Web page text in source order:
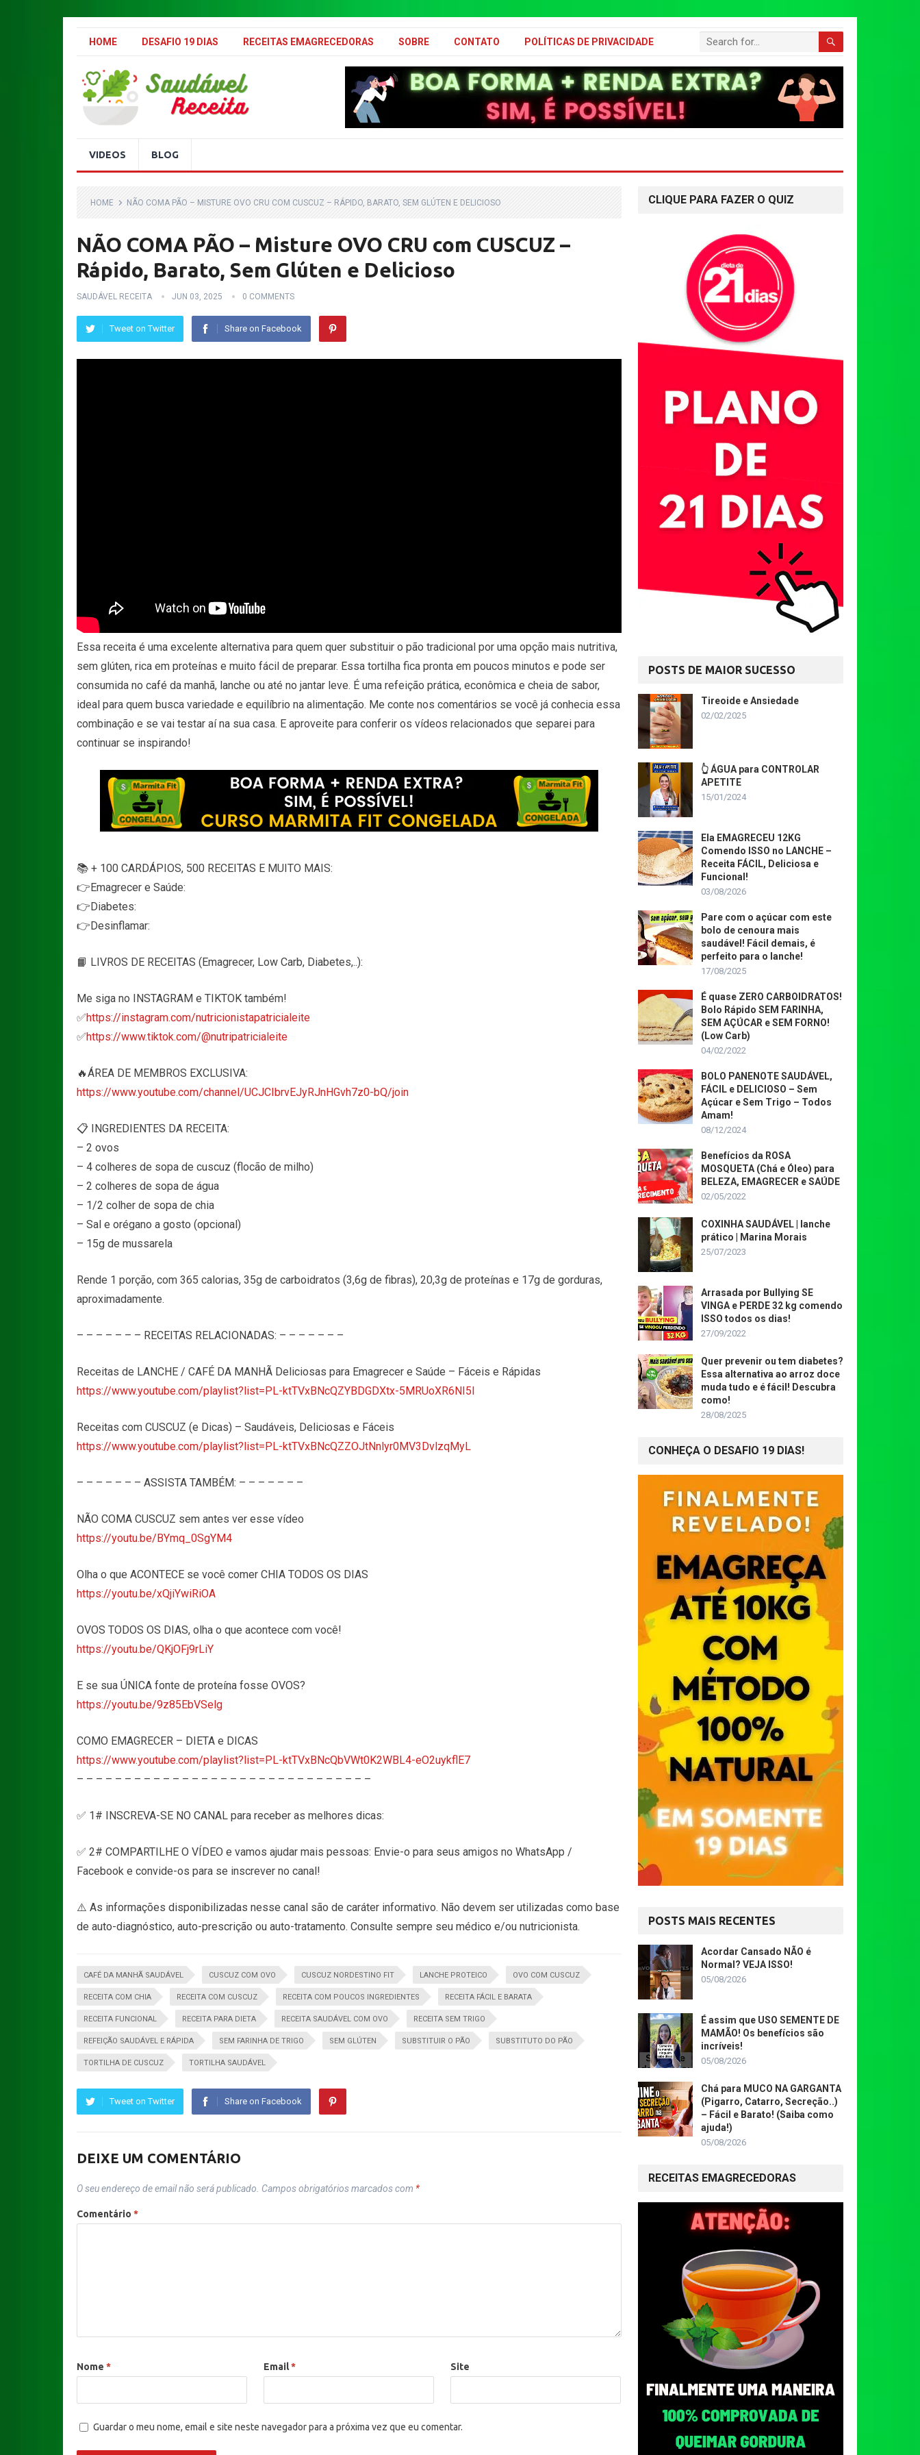
.
HOME DESAFIO 19 DIAS RECEITAS EMAGRECEDORAS SOBRE CONTATO POLÍTICAS DE PRIVACIDADE
VIDEOS BLOG
HOME NÃO COMA PÃO – MISTURE OVO CRU COM CUSCUZ – RÁPIDO, BARATO, SEM GLÚTEN E DELICIOSO
NÃO COMA PÃO – Misture OVO CRU com CUSCUZ –
Rápido, Barato, Sem Glúten e Delicioso
SAUDÁVEL RECEITA JUN 03, 2025 0 COMMENTS
Tweet on Twitter Share on Facebook
Essa receita é uma excelente alternativa para quem quer substituir o pão tradicional por uma opção mais nutritiva,
sem glúten, rica em proteínas e muito fácil de preparar. Essa tortilha fica pronta em poucos minutos e pode ser
consumida no café da manhã, lanche ou até no jantar leve. É uma refeição prática, econômica e cheia de sabor,
ideal para quem busca variedade e equilíbrio na alimentação. Me conte nos comentários se você já conhecia essa
combinação e se vai testar aí na sua casa. E aproveite para conferir os vídeos relacionados que separei para
continuar se inspirando!
📚 + 100 CARDÁPIOS, 500 RECEITAS E MUITO MAIS:
👉Emagrecer e Saúde:
👉Diabetes:
👉Desinflamar:
📙 LIVROS DE RECEITAS (Emagrecer, Low Carb, Diabetes,..):
Me siga no INSTAGRAM e TIKTOK também!
✅https://instagram.com/nutricionistapatricialeite
✅https://www.tiktok.com/@nutripatricialeite
🔥ÁREA DE MEMBROS EXCLUSIVA:
https://www.youtube.com/channel/UCJCIbrvEJyRJnHGvh7z0-bQ/join
📋 INGREDIENTES DA RECEITA:
– 2 ovos
– 4 colheres de sopa de cuscuz (flocão de milho)
– 2 colheres de sopa de água
– 1/2 colher de sopa de chia
– Sal e orégano a gosto (opcional)
– 15g de mussarela
Rende 1 porção, com 365 calorias, 35g de carboidratos (3,6g de fibras), 20,3g de proteínas e 17g de gorduras,
aproximadamente.
– – – – – – – RECEITAS RELACIONADAS: – – – – – – –
Receitas de LANCHE / CAFÉ DA MANHÃ Deliciosas para Emagrecer e Saúde – Fáceis e Rápidas
https://www.youtube.com/playlist?list=PL-ktTVxBNcQZYBDGDXtx-5MRUoXR6NI5I
Receitas com CUSCUZ (e Dicas) – Saudáveis, Deliciosas e Fáceis
https://www.youtube.com/playlist?list=PL-ktTVxBNcQZZOJtNnlyr0MV3DvlzqMyL
– – – – – – – ASSISTA TAMBÉM: – – – – – – –
NÃO COMA CUSCUZ sem antes ver esse vídeo
https://youtu.be/BYmq_0SgYM4
Olha o que ACONTECE se você comer CHIA TODOS OS DIAS
https://youtu.be/xQjiYwiRiOA
OVOS TODOS OS DIAS, olha o que acontece com você!
https://youtu.be/QKjOFj9rLiY
E se sua ÚNICA fonte de proteína fosse OVOS?
https://youtu.be/9z85EbVSelg
COMO EMAGRECER – DIETA e DICAS
https://www.youtube.com/playlist?list=PL-ktTVxBNcQbVWt0K2WBL4-eO2uykflE7
– – – – – – – – – – – – – – – – – – – – – – – – – – – – – – –
✅ 1# INSCREVA-SE NO CANAL para receber as melhores dicas:
✅ 2# COMPARTILHE O VÍDEO e vamos ajudar mais pessoas: Envie-o para seus amigos no WhatsApp /
Facebook e convide-os para se inscrever no canal!
⚠️ As informações disponibilizadas nesse canal são de caráter informativo. Não devem ser utilizadas como base
de auto-diagnóstico, auto-prescrição ou auto-tratamento. Consulte sempre seu médico e/ou nutricionista.
CAFÉ DA MANHÃ SAUDÁVEL CUSCUZ COM OVO CUSCUZ NORDESTINO FIT LANCHE PROTEICO OVO COM CUSCUZ
RECEITA COM CHIA RECEITA COM CUSCUZ RECEITA COM POUCOS INGREDIENTES RECEITA FÁCIL E BARATA
RECEITA FUNCIONAL RECEITA PARA DIETA RECEITA SAUDÁVEL COM OVO RECEITA SEM TRIGO
REFEIÇÃO SAUDÁVEL E RÁPIDA SEM FARINHA DE TRIGO SEM GLÚTEN SUBSTITUIR O PÃO SUBSTITUTO DO PÃO
TORTILHA DE CUSCUZ TORTILHA SAUDÁVEL
Tweet on Twitter Share on Facebook
DEIXE UM COMENTÁRIO
O seu endereço de email não será publicado. Campos obrigatórios marcados com *
Comentário *
Nome * Email* Site
Guardar o meu nome, email e site neste navegador para a próxima vez que eu comentar.
CLIQUE PARA FAZER O QUIZ
POSTS DE MAIOR SUCESSO
Tireoide e Ansiedade
02/02/2025
👆 ÁGUA para CONTROLAR
APETITE
15/01/2024
Ela EMAGRECEU 12KG
Comendo ISSO no LANCHE –
Receita FÁCIL, Deliciosa e
Funcional!
03/08/2026
Pare com o açúcar com este
bolo de cenoura mais
saudável! Fácil demais, é
perfeito para o lanche!
17/08/2025
É quase ZERO CARBOIDRATOS!
Bolo Rápido SEM FARINHA,
SEM AÇÚCAR e SEM FORNO!
(Low Carb)
04/02/2022
BOLO PANENOTE SAUDÁVEL,
FÁCIL e DELICIOSO – Sem
Açúcar e Sem Trigo – Todos
Amam!
08/12/2024
Benefícios da ROSA
MOSQUETA (Chá e Óleo) para
BELEZA, EMAGRECER e SAÚDE
02/05/2022
COXINHA SAUDÁVEL | lanche
prático | Marina Morais
25/07/2023
Arrasada por Bullying SE
VINGA e PERDE 32 kg comendo
ISSO todos os dias!
27/09/2022
Quer prevenir ou tem diabetes?
Essa alternativa ao arroz doce
muda tudo e é fácil! Descubra
como!
28/08/2025
CONHEÇA O DESAFIO 19 DIAS!
POSTS MAIS RECENTES
Acordar Cansado NÃO é
Normal? VEJA ISSO!
05/08/2026
É assim que USO SEMENTE DE
MAMÃO! Os benefícios são
incríveis!
05/08/2026
Chá para MUCO NA GARGANTA
(Pigarro, Catarro, Secreção..)
– Fácil e Barato! (Saiba como
ajuda!)
05/08/2026
RECEITAS EMAGRECEDORAS